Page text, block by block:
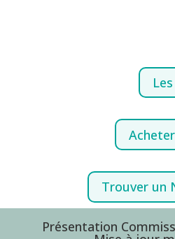
Trouver un
Présentation